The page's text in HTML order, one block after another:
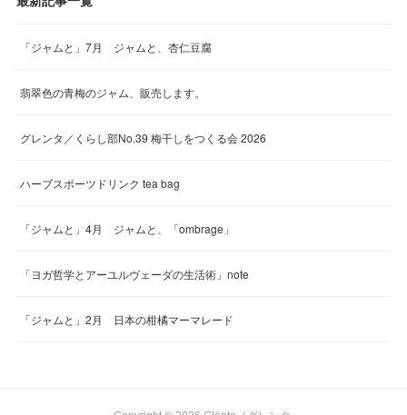
「ジャムと」7月 ジャムと、杏仁豆腐
翡翠色の青梅のジャム、販売します。
グレンタ／くらし部No.39 梅干しをつくる会 2026
ハーブスポーツドリンク tea bag
「ジャムと」4月 ジャムと、「ombrage」
「ヨガ哲学とアーユルヴェーダの生活術」note
「ジャムと」2月 日本の柑橘マーマレード